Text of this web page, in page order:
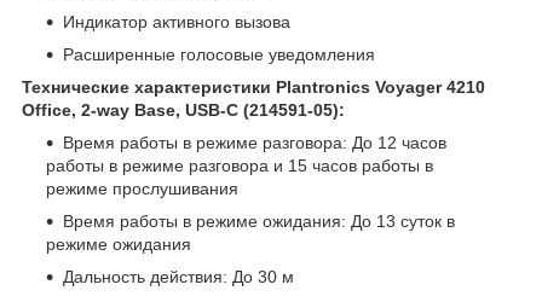
Индикатор активного вызова
Расширенные голосовые уведомления
Технические характеристики Plantronics Voyager 4210
Office, 2-way Base, USB-C (214591-05):
Время работы в режиме разговора: До 12 часов
работы в режиме разговора и 15 часов работы в
режиме прослушивания
Время работы в режиме ожидания: До 13 суток в
режиме ожидания
Дальность действия: До 30 м